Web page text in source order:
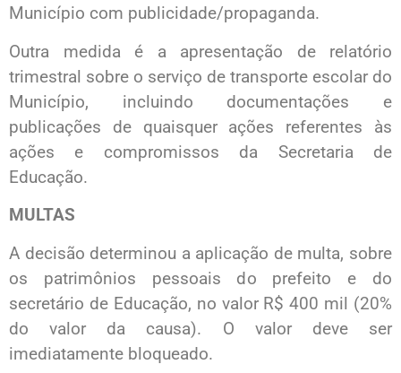
Município com publicidade/propaganda.
Outra medida é a apresentação de relatório
trimestral sobre o serviço de transporte escolar do
Município, incluindo documentações e
publicações de quaisquer ações referentes às
ações e compromissos da Secretaria de
Educação.
MULTAS
A decisão determinou a aplicação de multa, sobre
os patrimônios pessoais do prefeito e do
secretário de Educação, no valor R$ 400 mil (20%
do valor da causa). O valor deve ser
imediatamente bloqueado.